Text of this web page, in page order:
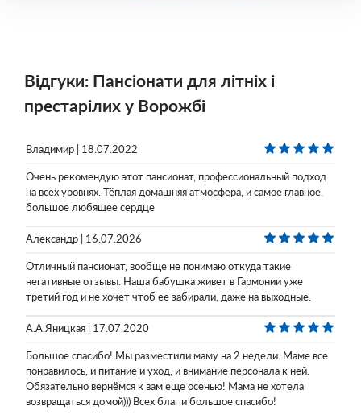
Відгуки: Пансіонати для літніх і
престарілих у Ворожбі
Владимир | 18.07.2022
Очень рекомендую этот пансионат, профессиональный подход
на всех уровнях. Тёплая домашняя атмосфера, и самое главное,
большое любящее сердце
Александр | 16.07.2026
Отличный пансионат, вообще не понимаю откуда такие
негативные отзывы. Наша бабушка живет в Гармонии уже
третий год и не хочет чтоб ее забирали, даже на выходные.
А.А.Яницкая | 17.07.2020
Большое спасибо! Мы разместили маму на 2 недели. Маме все
понравилось, и питание и уход, и внимание персонала к ней.
Обязательно вернёмся к вам еще осенью! Мама не хотела
возвращаться домой))) Всех благ и большое спасибо!